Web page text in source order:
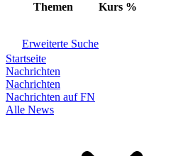
Themen Kurs %
Erweiterte Suche
Startseite
Nachrichten
Nachrichten
Nachrichten auf FN
Alle News